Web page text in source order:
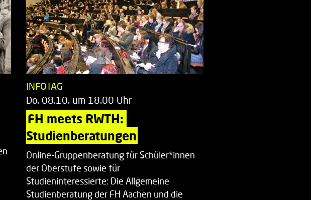
INFOTAG
Do. 08.10. um 18.00 Uhr
FH meets RWTH:
Studienberatungen
Online-Gruppenberatung für Schüler*innen
der Oberstufe sowie für
Studieninteressierte: Die Allgemeine
Studienberatung der FH Aachen und die